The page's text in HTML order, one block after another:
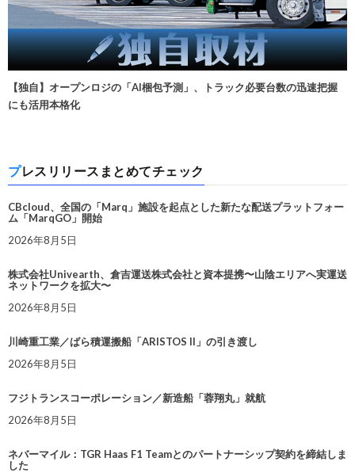
【独自】オープンロジの「AI梱包予測」、トラック必要台数の迅速把握
にも活用本格化
プレスリリースまとめてチェック
CBcloud、全国の「Marq」施設を起点とした新たな配送プラットフォー
ム「MarqGO」開始
2026年8月5日
株式会社Univearth、倉吉運送株式会社と資本提携〜山陰エリアへ実運送
ネットワークを拡大〜
2026年8月5日
川崎重工業／ばら積運搬船「ARISTOS II」の引き渡し
2026年8月5日
フジトランスコーポレーション／新造船「蓉翔丸」就航
2026年8月5日
ネバーマイル：TGR Haas F1 Teamとのパートナーシップ契約を締結しま
した